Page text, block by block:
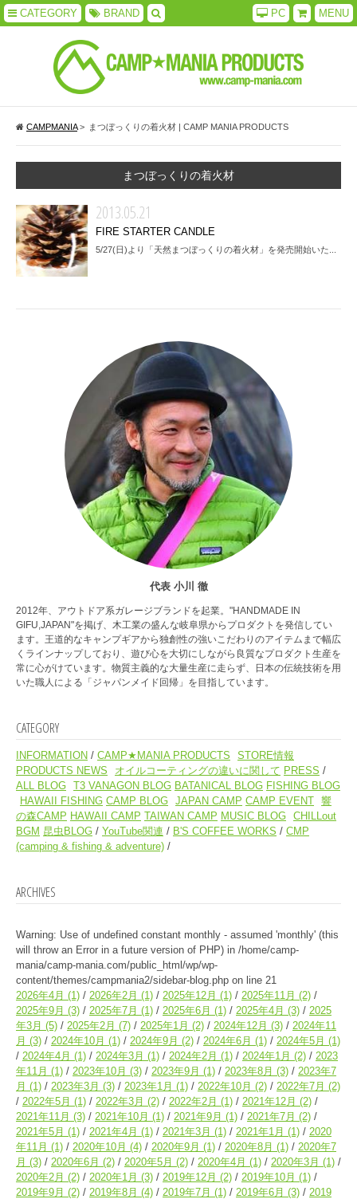
CATEGORY BRAND MENU
PC
CAMPMANIA> まつぼっくりの着火材 | CAMP MANIA PRODUCTS
まつぼっくりの着火材
2013.05.21
FIRE STARTER CANDLE
5/27(日)より「天然まつぼっくりの着火材」を発売開始いた...
代表 小川 徹
2012年、アウトドア系ガレージブランドを起業。"HANDMADE IN
GIFU,JAPAN"を掲げ、木工業の盛んな岐阜県からプロダクトを発信してい
ます。王道的なキャンプギアから独創性の強いこだわりのアイテムまで幅広
くラインナップしており、遊び心を大切にしながら良質なプロダクト生産を
常に心がけています。物質主義的な大量生産に走らず、日本の伝統技術を用
いた職人による「ジャパンメイド回帰」を目指しています。
CATEGORY
INFORMATION CAMP★MANIA PRODUCTS
STORE情報
PRODUCTS NEWS
オイルコーティングの違いに関して PRESS
ALL BLOG T3 VANAGON BLOG BATANICAL BLOG FISHING BLOG
HAWAII FISHING CAMP BLOG JAPAN CAMP CAMP EVENT 響
の森CAMP HAWAII CAMP TAIWAN CAMP MUSIC BLOG CHILLout
BGM 昆虫BLOG YouTube関連 B'S COFFEE WORKS
CMP
(camping & fishing & adventure)
ARCHIVES
Warning: Use of undefined constant monthly - assumed 'monthly' (this
will throw an Error in a future version of PHP) in /home/camp-
mania/camp-mania.com/public_html/wp/wp-
content/themes/campmania2/sidebar-blog.php on line 21
2026年4月 (1) 2026年2月 (1) 2025年12月 (1) 2025年11月 (2)
2025年9月 (3) 2025年7月 (1) 2025年6月 (1) 2025年4月 (3)
2025
年3月 (5) 2025年2月 (7) 2025年1月 (2) 2024年12月 (3)
2024年11
月 (3) 2024年10月 (1) 2024年9月 (2) 2024年6月 (1) 2024年5月 (1)
2024年4月 (1) 2024年3月 (1) 2024年2月 (1) 2024年1月 (2)
2023
年11月 (1) 2023年10月 (3) 2023年9月 (1) 2023年8月 (3)
2023年7
月 (1) 2023年3月 (3) 2023年1月 (1) 2022年10月 (2) 2022年7月 (2)
2022年5月 (1) 2022年3月 (2) 2022年2月 (1) 2021年12月 (2)
2021年11月 (3) 2021年10月 (1) 2021年9月 (1) 2021年7月 (2)
2021年5月 (1) 2021年4月 (1) 2021年3月 (1) 2021年1月 (1)
2020
年11月 (1) 2020年10月 (4) 2020年9月 (1) 2020年8月 (1)
2020年7
月 (3) 2020年6月 (2) 2020年5月 (2) 2020年4月 (1) 2020年3月 (1)
2020年2月 (2) 2020年1月 (3) 2019年12月 (2) 2019年10月 (1)
2019年9月 (2) 2019年8月 (4) 2019年7月 (1) 2019年6月 (3)
2019